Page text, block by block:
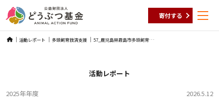
Skip
寄付する
活動レポート 多頭飼育救済支援 5
7_鹿児島県霧島市多頭飼育救済支援レポート（行政枠）
活動レポート
2025年年度 2026.5.12